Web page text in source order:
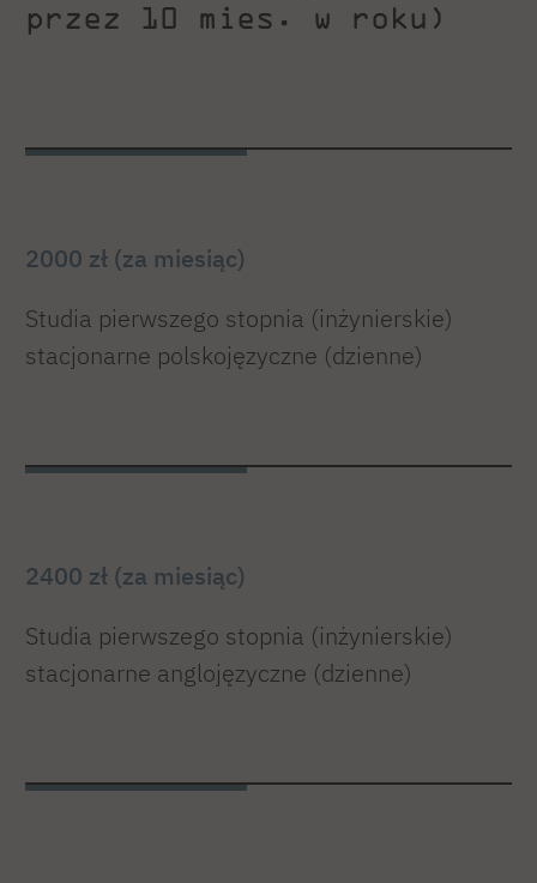
przez 10 mies. w roku)
2000 zł (za miesiąc)
Studia pierwszego stopnia (inżynierskie)
stacjonarne polskojęzyczne (dzienne)
2400 zł (za miesiąc)
Studia pierwszego stopnia (inżynierskie)
stacjonarne anglojęzyczne (dzienne)